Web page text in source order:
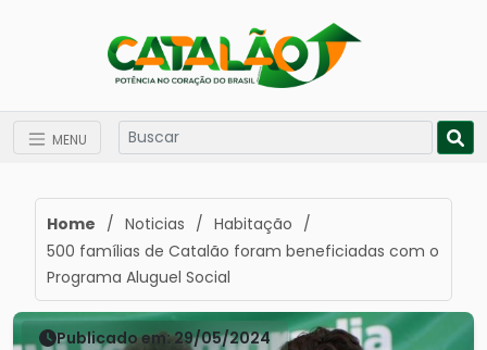
MENU
Home / Noticias / Habitação /
500 famílias de Catalão foram beneficiadas com o
Programa Aluguel Social
Publicado em: 29/05/2024